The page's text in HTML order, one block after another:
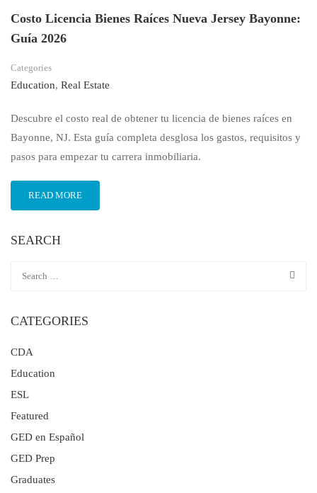
Costo Licencia Bienes Raíces Nueva Jersey Bayonne:
Guía 2026
Categories
Education, Real Estate
Descubre el costo real de obtener tu licencia de bienes raíces en
Bayonne, NJ. Esta guía completa desglosa los gastos, requisitos y
pasos para empezar tu carrera inmobiliaria.
READ MORE
SEARCH
CATEGORIES
CDA
Education
ESL
Featured
GED en Español
GED Prep
Graduates